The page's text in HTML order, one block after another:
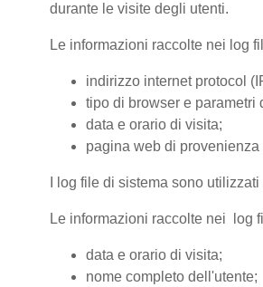
durante le visite degli utenti.
Le informazioni raccolte nei log
indirizzo internet protocol
tipo di browser e parametri
data e orario di visita;
pagina web di
I log file di sistema sono
Le informazioni raccolte nei log
data e orario di visita;
nome completo dell'utente;